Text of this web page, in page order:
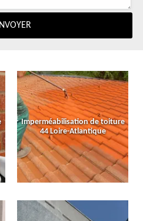
Imperméabilisation de toiture
44 Loire-Atlantique